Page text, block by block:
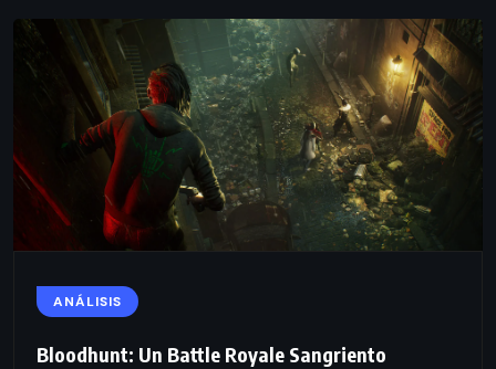
ANÁLISIS
Bloodhunt: Un Battle Royale Sangriento